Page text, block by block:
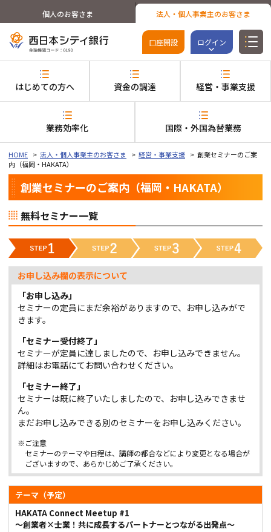
個人のお客さま 法人・個人事業主のお客さま
口座開設 ログイン
はじめての方へ 資金の調達 経営・事業支援
業務効率化 国際・外国為替業務
HOME 法人・個人事業主のお客さま 経営・事業支援
創業セミナーのご案
内（福岡・HAKATA）
創業セミナーのご案内（福岡・HAKATA）
無料セミナー一覧
お申し込み欄の表示について
「お申し込み」
セミナーの定員にまだ余裕がありますので、お申し込みがで
きます。
「セミナー受付終了」
セミナーが定員に達しましたので、お申し込みできません。
詳細はお電話にてお問い合わせください。
「セミナー終了」
セミナーは既に終了いたしましたので、お申し込みできませ
ん。
まだお申し込みできる別のセミナーをお申し込みください。
※ご注意
セミナーのテーマや日程は、講師の都合などにより変更となる場合が
ございますので、あらかじめご了承ください。
テーマ（予定）
HAKATA Connect Meetup #1
～創業者×士業！共に成長するパートナーとつながる出発点～